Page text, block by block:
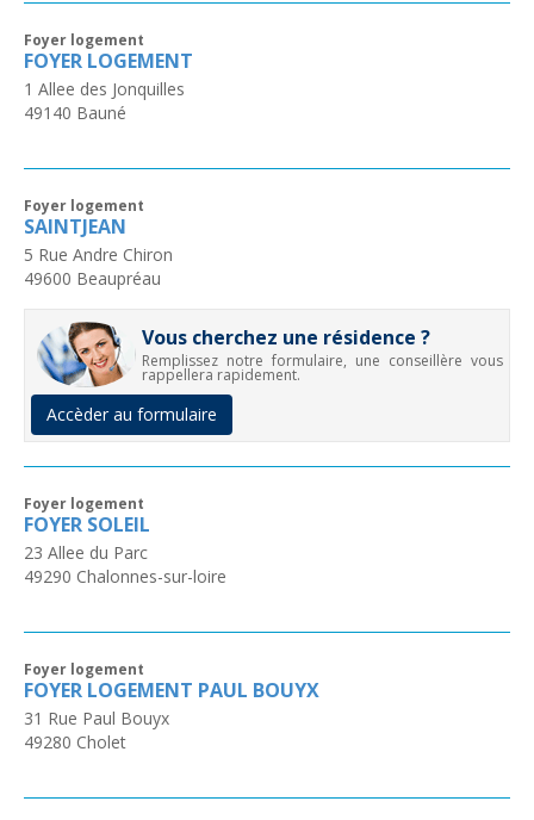
Foyer logement
FOYER LOGEMENT
1 Allee des Jonquilles
49140 Bauné
Foyer logement
SAINTJEAN
5 Rue Andre Chiron
49600 Beaupréau
Vous cherchez une résidence ?
Remplissez notre formulaire, une conseillère vous
rappellera rapidement.
Accèder au formulaire
Foyer logement
FOYER SOLEIL
23 Allee du Parc
49290 Chalonnes-sur-loire
Foyer logement
FOYER LOGEMENT PAUL BOUYX
31 Rue Paul Bouyx
49280 Cholet